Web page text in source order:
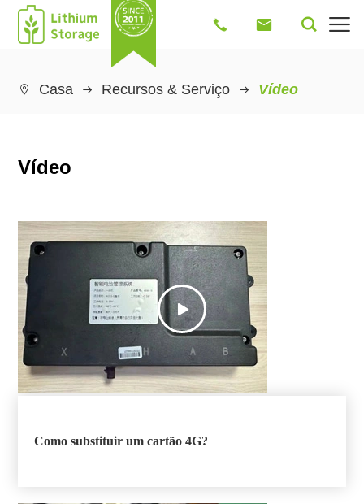
   
 Casa Recursos & Serviço Vídeo
Vídeo

Como substituir um cartão 4G?